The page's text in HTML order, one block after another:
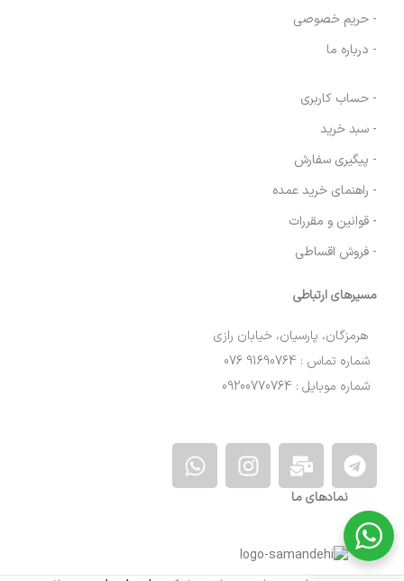
- حریم خصوصی
- درباره ما
- حساب کاربری
- سبد خرید
- پیگیری سفارش
- راهنمای خرید عمده
- قوانین و مقررات
- فروش اقساطی
مسیرهای ارتباطی
هرمزگان، پارسیان، خیابان رازی
شماره تماس : 91690764 076
شماره موبایل : 09200770764
نمادهای ما